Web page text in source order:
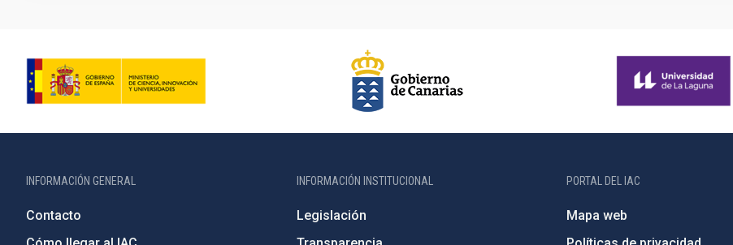
INFORMACIÓN GENERAL
Contacto
INFORMACIÓN INSTITUCIONAL
Legislación
PORTAL DEL IAC
Mapa web